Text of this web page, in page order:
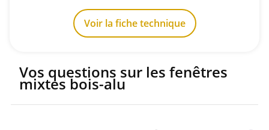
Voir la fiche technique
Vos questions sur les fenêtres
mixtes bois-alu